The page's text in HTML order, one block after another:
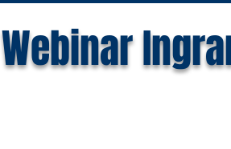
Webinar